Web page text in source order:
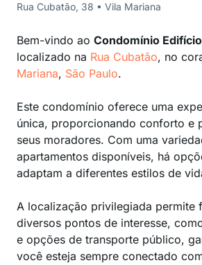
Rua Cubatão, 38 • Vila Mariana
Bem-vindo ao Condomínio
localizado na Rua Cubatão, no
Mariana, São Paulo.
Este condomínio oferece uma
única, proporcionando conforto e
seus moradores. Com uma
apartamentos disponíveis, há
adaptam a diferentes estilos de
A localização privilegiada permite
diversos pontos de interesse,
e opções de transporte público,
você esteja sempre conectado